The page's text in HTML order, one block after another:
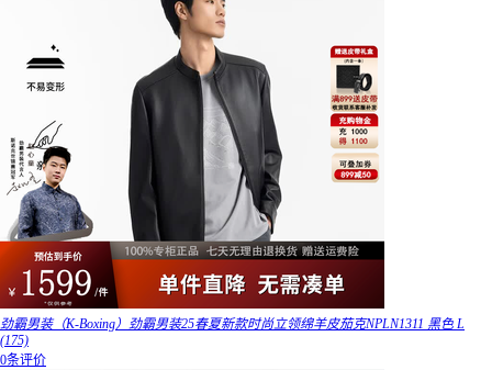
劲霸男装（K-Boxing）劲霸男装25春夏新款时尚立领绵羊皮茄克NPLN1311 黑色 L
(175)
0条评价